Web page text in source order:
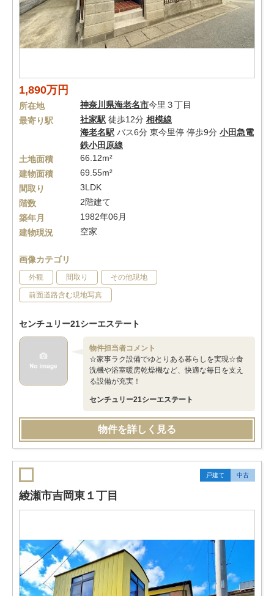
1,890万円
所在地 神奈川県海老名市今里３丁目
最寄り駅
社家駅 徒歩12分 相模線
海老名駅 バス6分 東今里停 停歩9分 小田急電
鉄小田原線
土地面積
66.12m²
建物面積
69.55m²
間取り
3LDK
階数
2階建て
築年月
1982年06月
建物現況
空家
画像カテゴリ
外観 間取り その他現地
前面道路含む現地写真
センチュリー21シーエステート
物件担当者コメント
☆家事ラク設備でゆとりある暮らしを実現☆食
洗機や浴室暖房乾燥機など、快適な毎日を支え
る設備が充実！
センチュリー21シーエステート
物件を詳しく見る
戸建て 中古
綾瀬市吉岡東１丁目